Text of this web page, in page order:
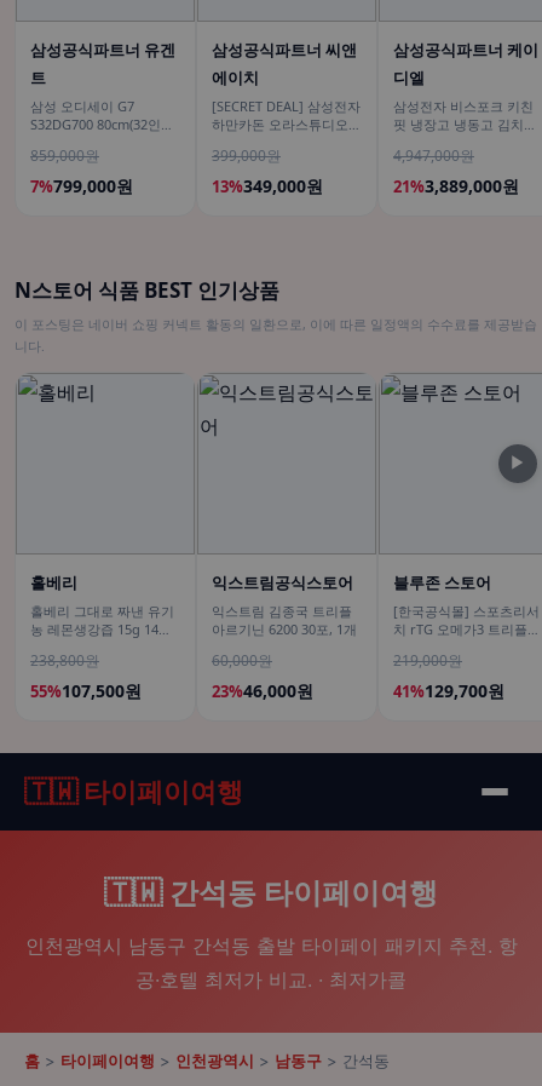
삼성공식파트너 유겐
트
삼성 오디세이 G7
S32DG700 80cm(32인치)
859,000원
7%799,000원
삼성공식파트너 씨앤
에이치
[SECRET DEAL] 삼성전자
하만카돈 오라스튜디오5
프리미엄 조명
399,000원
13%349,000원
삼성공식파트너 케이
디엘
삼성전자 비스포크 키친
핏 냉장고 냉동고 김치냉
픈도어 AI정온
4,947,000원
21%3,889,000원
N스토어 식품 BEST 인기상품
이 포스팅은 네이버 쇼핑 커넥트 활동의 일환으로, 이에 따른 일정액의 수수료를 제공받습
니다.
홀베리
홀베리 그대로 짜낸 유기
농 레몬생강즙 15g 14포,
238,800원
55%107,500원
익스트림공식스토어
익스트림 김종국 트리플
아르기닌 6200 30포, 1개
60,000원
23%46,000원
블루존 스토어
[한국공식몰] 스포츠리서
치 rTG 오메가3 트리플
태 180정, 2개
219,000원
41%129,700원
▶
🇹🇼 타이페이여행
🇹🇼 간석동 타이페이여행
인천광역시 남동구 간석동 출발 타이페이 패키지 추천. 항
공·호텔 최저가 비교. · 최저가콜
홈 > 타이페이여행 > 인천광역시 > 남동구 > 간석동